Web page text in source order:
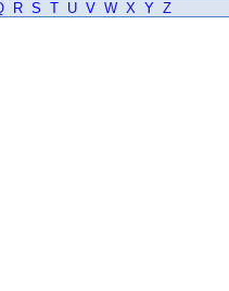
R S T U V W X Y Z